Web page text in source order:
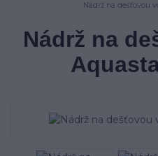
Nádrž na dešťovou
Nádrž na